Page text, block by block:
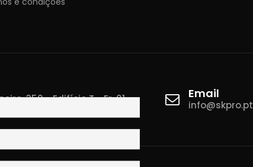
350 - Edifício T - Fr. 01
Email
info@skpro.pt